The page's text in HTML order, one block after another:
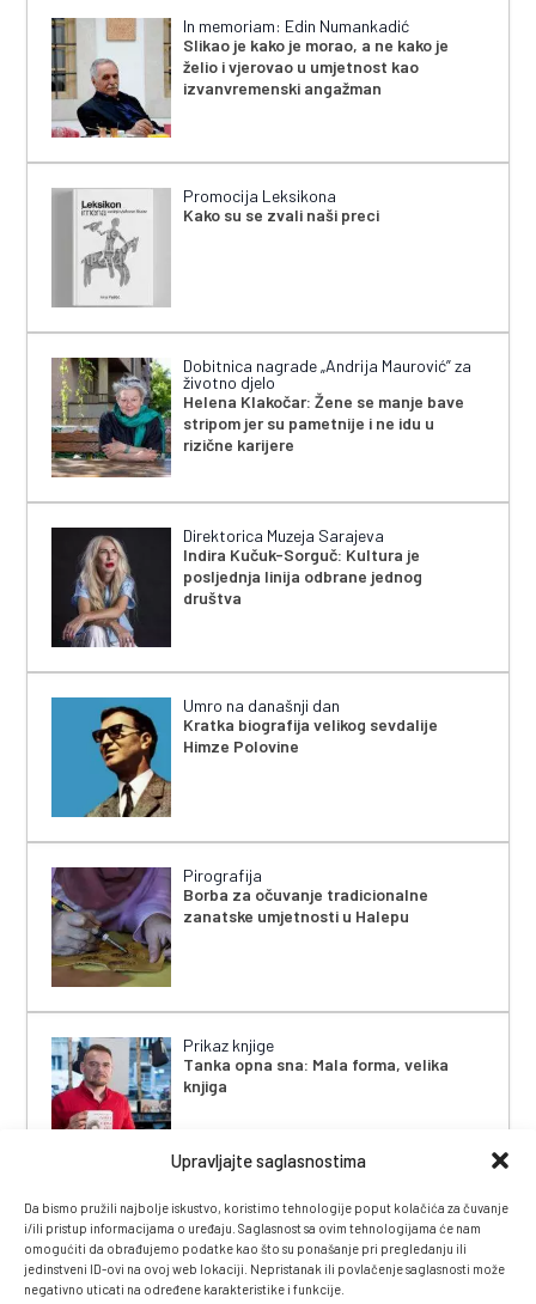
Upravljajte saglasnostima
Da bismo pružili najbolje iskustvo, koristimo tehnologije poput kolačića za čuvanje
i/ili pristup informacijama o uređaju. Saglasnost sa ovim tehnologijama će nam
omogućiti da obrađujemo podatke kao što su ponašanje pri pregledanju ili
jedinstveni ID-ovi na ovoj web lokaciji. Nepristanak ili povlačenje saglasnosti može
negativno uticati na određene karakteristike i funkcije.
In memoriam: Edin Numankadić
Slikao je kako je morao, a ne kako je
želio i vjerovao u umjetnost kao
izvanvremenski angažman
Promocija Leksikona
Kako su se zvali naši preci
Dobitnica nagrade „Andrija Maurović” za
životno djelo
Helena Klakočar: Žene se manje bave
stripom jer su pametnije i ne idu u
rizične karijere
Direktorica Muzeja Sarajeva
Indira Kučuk-Sorguč: Kultura je
posljednja linija odbrane jednog
društva
Umro na današnji dan
Kratka biografija velikog sevdalije
Himze Polovine
Pirografija
Borba za očuvanje tradicionalne
zanatske umjetnosti u Halepu
Prikaz knjige
Tanka opna sna: Mala forma, velika
knjiga